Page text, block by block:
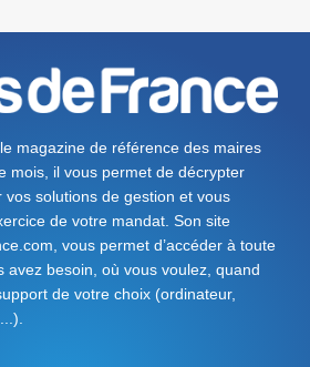
magazine de référence des maires
mois, il vous permet de décrypter
vos solutions de gestion et vous
de votre mandat. Son site
vous permet d’accéder à toute
avez besoin, où vous voulez, quand
de votre choix (ordinateur,